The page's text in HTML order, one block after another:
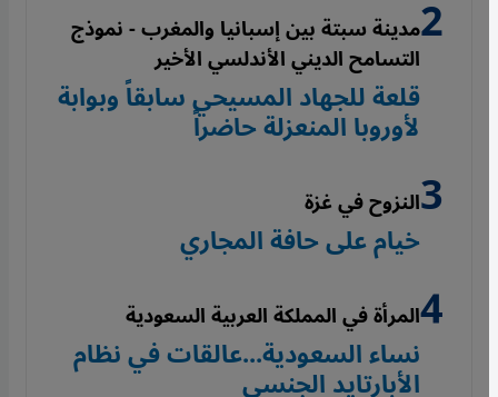
مدينة سبتة بين إسبانيا والمغرب - نموذج
التسامح الديني الأندلسي الأخير
قلعة للجهاد المسيحي سابقاً وبوابة
لأوروبا المنعزلة حاضراً
النزوح في غزة
خيام على حافة المجاري
المرأة في المملكة العربية السعودية
نساء السعودية...عالقات في نظام
الأبارتايد الجنسي